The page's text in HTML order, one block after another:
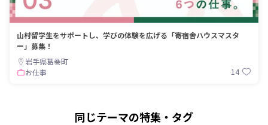
山村留学生をサポートし、学びの体験を広げる「寄宿舎ハウスマスタ
ー」募集！
岩手県葛巻町
お仕事
14
同じテーマの特集・タグ